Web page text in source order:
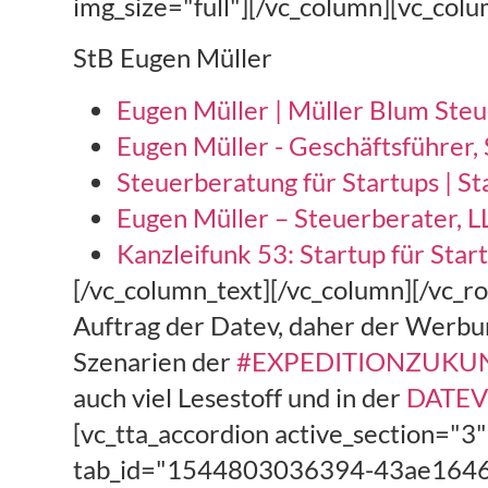
StB Eugen Müller
Eugen Müller | Müller Blum
Eugen Müller -
Steuerberatung für Startups |
Eugen Müller – Steuerberater,
Kanzleifunk 53: Startup für
[/vc_column_text][/vc_column][/
Auftrag der Datev, daher der
Szenarien der
auch viel Lesestoff und in der